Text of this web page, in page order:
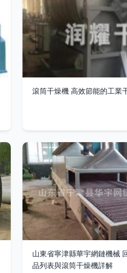
滾筒干燥機 高效節能的工業
山東省寧津縣華宇網鏈機械
品列表與滾筒干燥機詳解